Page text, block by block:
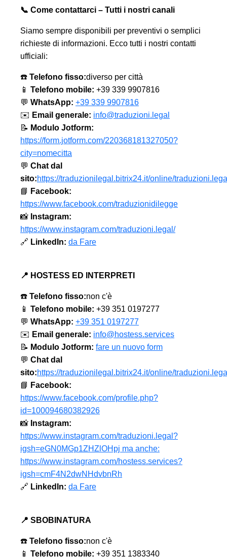
📞 Come contattarci – Tutti i nostri canali
Siamo sempre disponibili per preventivi o semplici
richieste di informazioni. Ecco tutti i nostri contatti
ufficiali:
☎️ Telefono fisso:diverso per città
📱 Telefono mobile: +39 339 9907816
💬 WhatsApp: +39 339 9907816
✉️ Email generale: info@traduzioni.legal
📝 Modulo Jotform:
https://form.jotform.com/220368181327050?
city=nomecitta
💬 Chat dal
sito:https://traduzionilegal.bitrix24.it/online/
📘 Facebook:
https://www.facebook.com/traduzionidilegge
📸 Instagram:
https://www.instagram.com/traduzioni.legal/
🔗 LinkedIn: da Fare
📍 HOSTESS ED INTERPRETI
☎️ Telefono fisso:non c'è
📱 Telefono mobile: +39 351 0197277
💬 WhatsApp: +39 351 0197277
✉️ Email generale: info@hostess.services
📝 Modulo Jotform: fare un nuovo form
💬 Chat dal
sito:https://traduzionilegal.bitrix24.it/online/
📘 Facebook:
https://www.facebook.com/profile.php?
id=100094680382926
📸 Instagram:
https://www.instagram.com/traduzioni.legal?
igsh=eGN0MGp1ZHZlOHpj ma anche:
https://www.instagram.com/hostess.services?
igsh=cmF4N2dwNHdvbnRh
🔗 LinkedIn: da Fare
📍 SBOBINATURA
☎️ Telefono fisso:non c'è
📱 Telefono mobile: +39 351 1383340